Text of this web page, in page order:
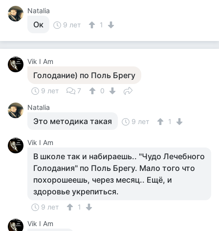
Natalia
Ок 9 лет 1
Vik I Am
Голодание) по Поль Брегу
9 лет 7
0
Natalia
Это методика такая 9 лет 1
Vik I Am
В школе так и набираешь.. "Чудо Лечебного
Голодания" по Поль Брегу. Мало того что
похорошеешь, через месяц.. Ещё, и
здоровье укрепиться.
9 лет
1
Vik I Am